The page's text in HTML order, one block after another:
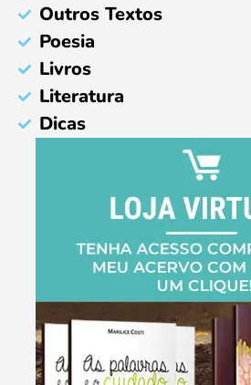
Outros Textos
Poesia
Livros
Literatura
Dicas